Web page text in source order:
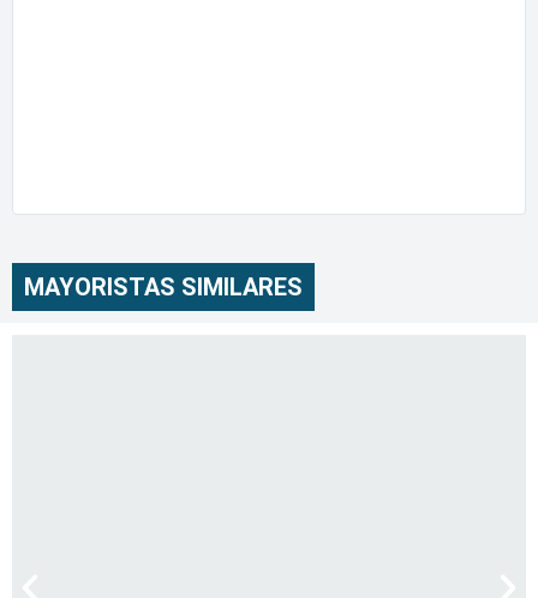
MAYORISTAS SIMILARES